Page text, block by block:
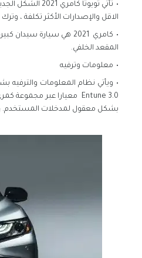
تأتي تويوتا
الاقل والإصدارات الأكثر تكلفة ،
كامري 2021 هي سيارة
المقعد الخلفي.
معلومات وترفيه
بشكل معقول لمدخلات المستخدم.